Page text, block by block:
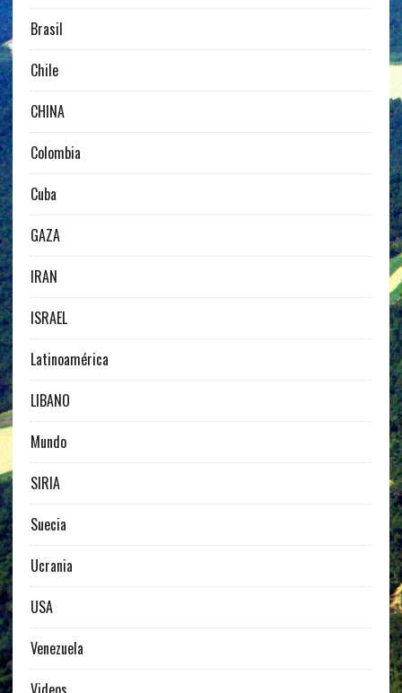
Brasil
Chile
CHINA
Colombia
Cuba
GAZA
IRAN
ISRAEL
Latinoamérica
LIBANO
Mundo
SIRIA
Suecia
Ucrania
USA
Venezuela